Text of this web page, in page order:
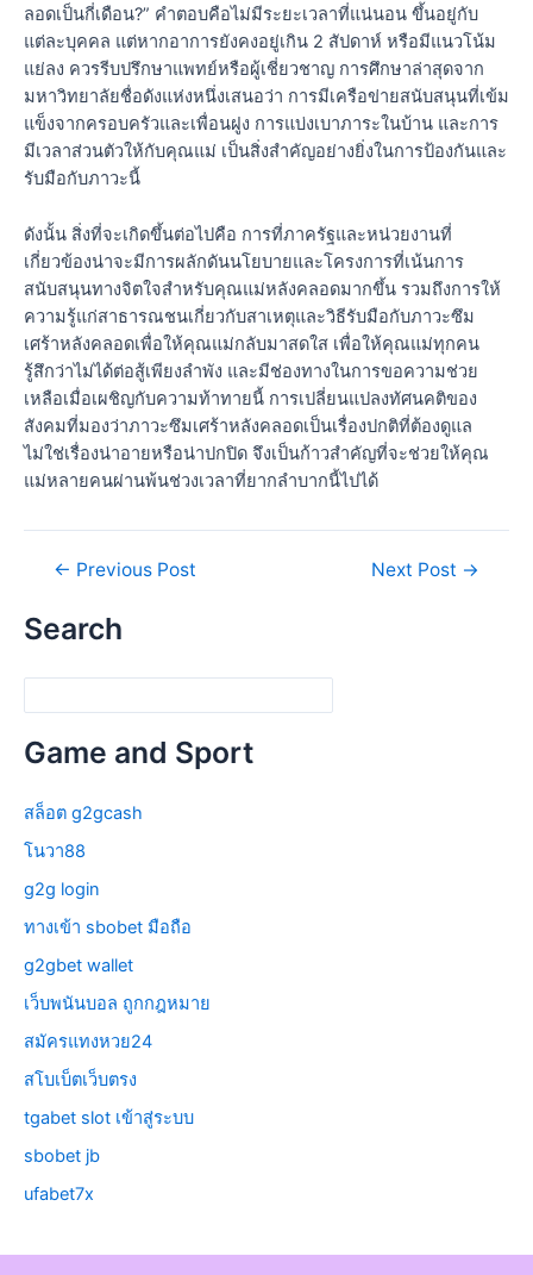
ลอดเป็นกี่เดือน?” คำตอบคือไม่มีระยะเวลาที่แน่นอน ขึ้นอยู่กับ
แต่ละบุคคล แต่หากอาการยังคงอยู่เกิน 2 สัปดาห์ หรือมีแนวโน้ม
แย่ลง ควรรีบปรึกษาแพทย์หรือผู้เชี่ยวชาญ การศึกษาล่าสุดจาก
มหาวิทยาลัยชื่อดังแห่งหนึ่งเสนอว่า การมีเครือข่ายสนับสนุนที่เข้ม
แข็งจากครอบครัวและเพื่อนฝูง การแบ่งเบาภาระในบ้าน และการ
มีเวลาส่วนตัวให้กับคุณแม่ เป็นสิ่งสำคัญอย่างยิ่งในการป้องกันและ
รับมือกับภาวะนี้
ดังนั้น สิ่งที่จะเกิดขึ้นต่อไปคือ การที่ภาครัฐและหน่วยงานที่
เกี่ยวข้องน่าจะมีการผลักดันนโยบายและโครงการที่เน้นการ
สนับสนุนทางจิตใจสำหรับคุณแม่หลังคลอดมากขึ้น รวมถึงการให้
ความรู้แก่สาธารณชนเกี่ยวกับสาเหตุและวิธีรับมือกับภาวะซึม
เศร้าหลังคลอดเพื่อให้คุณแม่กลับมาสดใส เพื่อให้คุณแม่ทุกคน
รู้สึกว่าไม่ได้ต่อสู้เพียงลำพัง และมีช่องทางในการขอความช่วย
เหลือเมื่อเผชิญกับความท้าทายนี้ การเปลี่ยนแปลงทัศนคติของ
สังคมที่มองว่าภาวะซึมเศร้าหลังคลอดเป็นเรื่องปกติที่ต้องดูแล
ไม่ใช่เรื่องน่าอายหรือน่าปกปิด จึงเป็นก้าวสำคัญที่จะช่วยให้คุณ
แม่หลายคนผ่านพ้นช่วงเวลาที่ยากลำบากนี้ไปได้
← Previous Post Next Post →
Search
Game and Sport
สล็อต g2gcash
โนวา88
g2g login
ทางเข้า sbobet มือถือ
g2gbet wallet
เว็บพนันบอล ถูกกฎหมาย
สมัครแทงหวย24
สโบเบ็ตเว็บตรง
tgabet slot เข้าสู่ระบบ
sbobet jb
ufabet7x